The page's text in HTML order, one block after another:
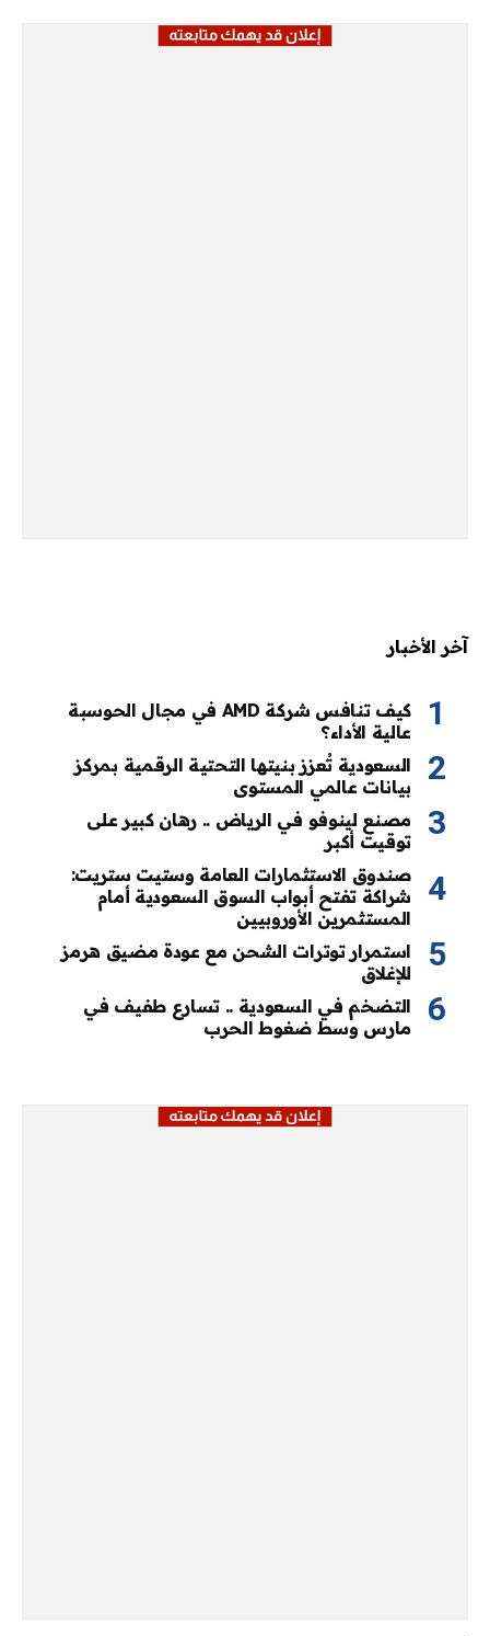
آخر الأخبار
كيف تنافس شركة AMD في مجال الحوسبة
عالية الأداء؟
السعودية تُعزز بنيتها التحتية الرقمية بمركز
بيانات عالمي المستوى
مصنع لينوفو في الرياض .. رهان كبير على
توقيت أكبر
صندوق الاستثمارات العامة وستيت ستريت:
شراكة تفتح أبواب السوق السعودية أمام
المستثمرين الأوروبيين
استمرار توترات الشحن مع عودة مضيق هرمز
للإغلاق
التضخم في السعودية .. تسارع طفيف في
مارس وسط ضغوط الحرب